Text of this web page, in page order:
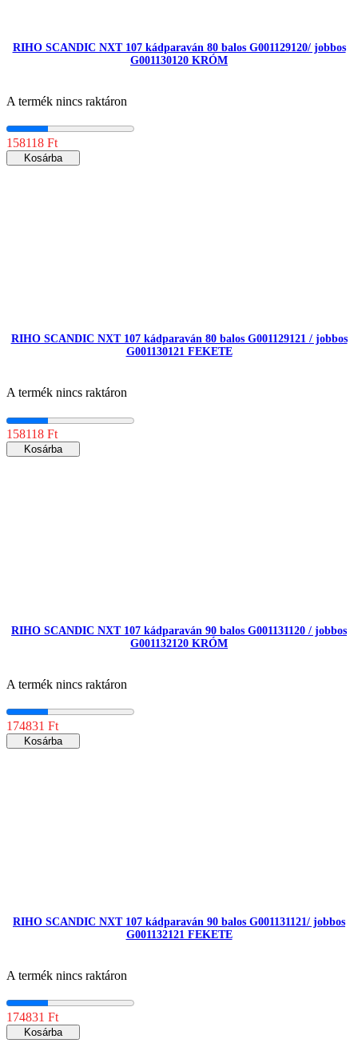
RIHO SCANDIC NXT 107 kádparaván 80 balos G001129120/ jobbos
G001130120 KRÓM
A termék nincs raktáron
158118 Ft
Kosárba
RIHO SCANDIC NXT 107 kádparaván 80 balos G001129121 / jobbos
G001130121 FEKETE
A termék nincs raktáron
158118 Ft
Kosárba
RIHO SCANDIC NXT 107 kádparaván 90 balos G001131120 / jobbos
G001132120 KRÓM
A termék nincs raktáron
174831 Ft
Kosárba
RIHO SCANDIC NXT 107 kádparaván 90 balos G001131121/ jobbos
G001132121 FEKETE
A termék nincs raktáron
174831 Ft
Kosárba